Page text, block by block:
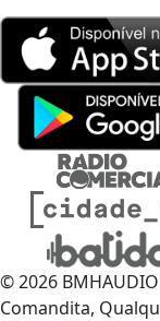
© 2026
Comandita,